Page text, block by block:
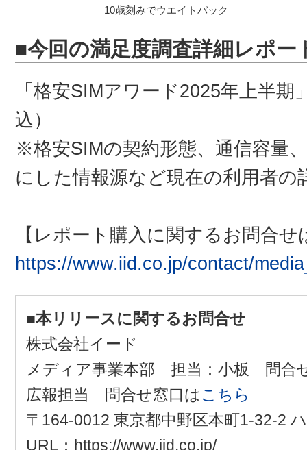
10歳刻みでウエイトバック
■今回の満足度調査詳細レポー
「格安SIMアワード2025年上半
込）
※格安SIMの契約形態、通信容量
にした情報源など現在の利用者の
【レポート購入に関するお問合
https://www.iid.co.jp/contact/
■本リリースに関するお問合せ
株式会社イード
メディア事業本部 担当：小板 問合
広報担当 問合せ窓口はこちら
〒164-0012 東京都中野区本町1-32-2
URL：https://www.iid.co.jp/